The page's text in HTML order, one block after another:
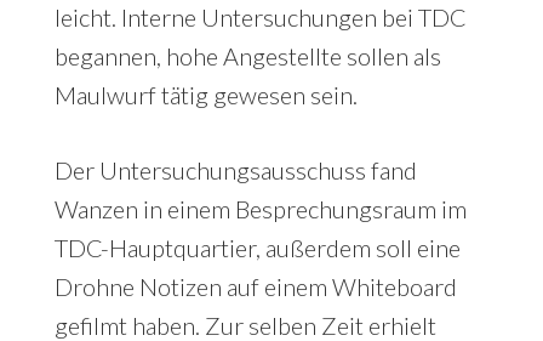
leicht. Interne Untersuchungen bei TDC
begannen, hohe Angestellte sollen als
Maulwurf tätig gewesen sein.
Der Untersuchungsausschuss fand
Wanzen in einem Besprechungsraum im
TDC-Hauptquartier, außerdem soll eine
Drohne Notizen auf einem Whiteboard
gefilmt haben. Zur selben Zeit erhielt